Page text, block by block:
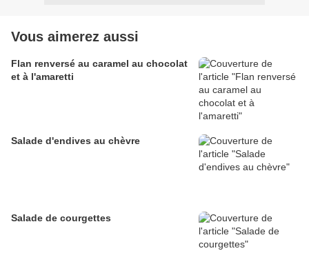
Vous aimerez aussi
Flan renversé au caramel au chocolat
et à l'amaretti
Salade d'endives au chèvre
Salade de courgettes